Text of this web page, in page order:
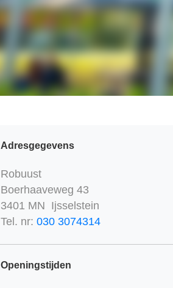
Adresgegevens
Robuust
Boerhaaveweg 43
3401 MN Ijsselstein
Tel. nr: 030 3074314
Openingstijden